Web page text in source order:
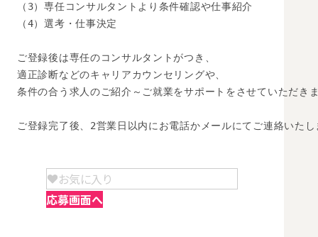
（3）専任コンサルタントより条件確認や仕事紹介
（4）選考・仕事決定
ご登録後は専任のコンサルタントがつき、
適正診断などのキャリアカウンセリングや、
条件の合う求人のご紹介～ご就業をサポートをさせていただき
ご登録完了後、2営業日以内にお電話かメールにてご連絡いたし
お気に入り
応募画面へ